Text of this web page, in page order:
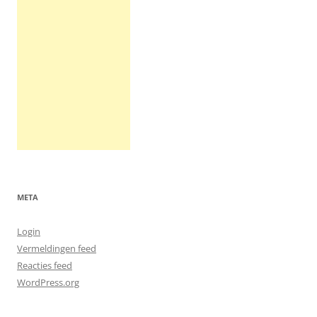
META
Login
Vermeldingen feed
Reacties feed
WordPress.org